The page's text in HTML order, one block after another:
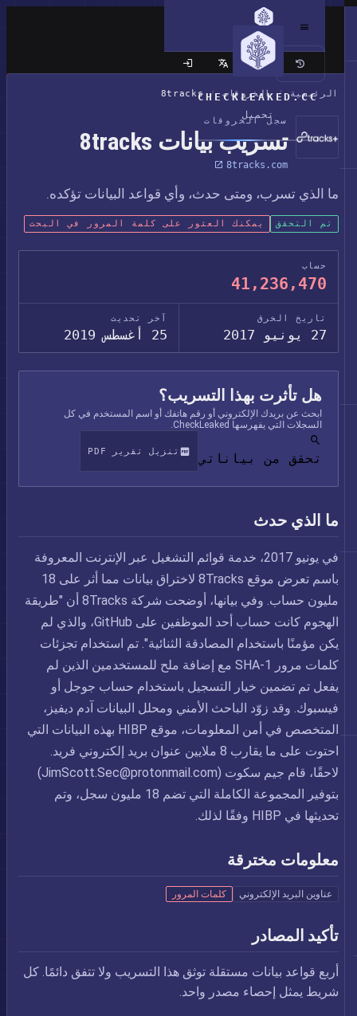
CHECKLEAKED.CC
تحميل
الموقع الكلاسيكي
الرئيسية / الخروقات /
8tracks
سجل الخروقات
تسريب بيانات 8tracks
8tracks.com
ما الذي تسرب، ومتى حدث، وأي قواعد البيانات تؤكده.
تم التحقق يمكنك العثور على كلمة المرور في البحث
حساب
41,236,470
تاريخ الخرق
27 يونيو 2017
آخر تحديث
25 أغسطس 2019
هل تأثرت بهذا التسريب؟
ابحث عن بريدك الإلكتروني أو رقم هاتفك أو اسم المستخدم في كل
السجلات التي يفهرسها CheckLeaked.
تحقق من بياناتي تنزيل تقرير PDF
ما الذي حدث
في يونيو 2017، خدمة قوائم التشغيل عبر الإنترنت المعروفة
باسم تعرض موقع 8Tracks لاختراق بيانات مما أثر على 18
مليون حساب. وفي بيانها، أوضحت شركة 8Tracks أن "طريقة
الهجوم كانت حساب أحد الموظفين على GitHub، والذي لم
يكن مؤمنًا باستخدام المصادقة الثنائية". تم استخدام تجزئات
كلمات مرور SHA-1 مع إضافة ملح للمستخدمين الذين لم
يفعل تم تضمين خيار التسجيل باستخدام حساب جوجل أو
فيسبوك. وقد زوّد الباحث الأمني ومحلل البيانات آدم ديفيز،
المتخصص في أمن المعلومات، موقع HIBP بهذه البيانات التي
احتوت على ما يقارب 8 ملايين عنوان بريد إلكتروني فريد.
لاحقًا، قام جيم سكوت (JimScott.Sec@protonmail.com
)
بتوفير المجموعة الكاملة التي تضم 18 مليون سجل، وتم
تحديثها في HIBP وفقًا لذلك.
معلومات مخترقة
عناوين البريد الإلكتروني كلمات المرور
تأكيد المصادر
أربع قواعد بيانات مستقلة توثق هذا التسريب ولا تتفق دائمًا. كل
شريط يمثل إحصاء مصدر واحد.